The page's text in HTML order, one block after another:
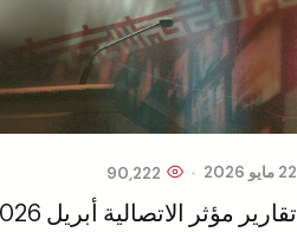
22 مايو 2026 •